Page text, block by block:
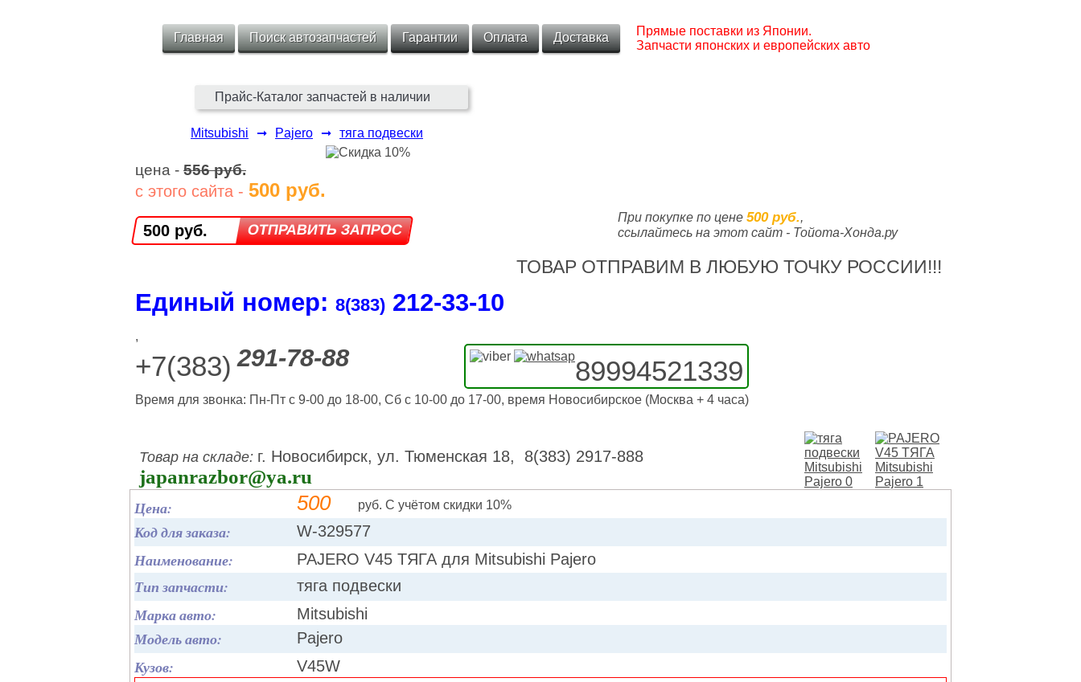
Главная Поиск автозапчастей Гарантии Оплата Доставка
Прямые поставки из Японии.
Запчасти японских и европейских авто
Прайс-Каталог запчастей в наличии
Mitsubishi ➞ Pajero ➞ тяга подвески
цена - 556 руб.
с этого сайта - 500 руб.
500 руб.
При покупке по цене 500 руб.,
ссылайтесь на этот сайт - Тойота-Хонда.ру
ТОВАР ОТПРАВИМ В ЛЮБУЮ ТОЧКУ РОССИИ!!!
Единый номер: 8(383) 212‑33‑10
,
+7(383) 291-78-88 89994521339
Время для звонка: Пн-Пт с 9-00 до 18-00, Сб с 10-00 до 17-00, время Новосибирское (Москва + 4 часа)
Товар на складе: г. Новосибирск, ул. Тюменская 18, 8(383) 2917-888
japanrazbor@ya.ru
Цена: 500 руб. С учётом скидки 10%
Код для заказа: W-329577
Наименование: PAJERO V45 ТЯГА для Mitsubishi Pajero
Тип запчасти: тяга подвески
Марка авто: Mitsubishi
Модель авто: Pajero
Кузов: V45W